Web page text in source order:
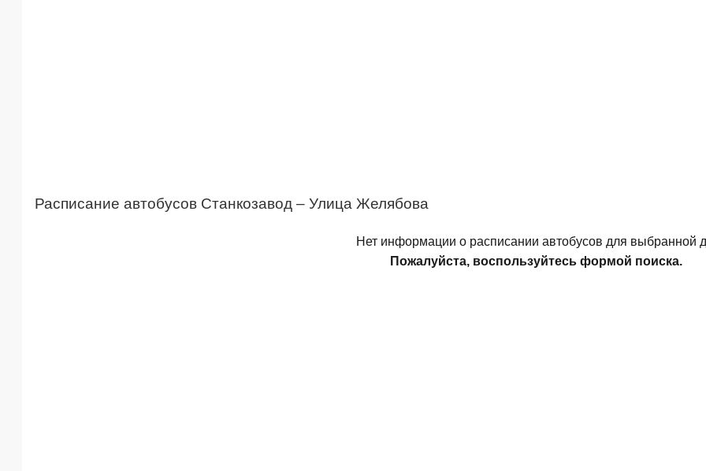
Расписание автобусов Станкозавод – Улица Желябова
Нет информации о расписании автобусов для выбранной
Пожалуйста, воспользуйтесь формой поиска.